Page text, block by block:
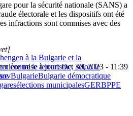
pour la sécurité nationale (SANS) a
électorale et les dispositifs ont été
infractions sont commises avec des
à la Bulgarie et la
contre le terrorisme, selon le
mise à jour: Oct 30, 2023 - 11:39
BulgarieBulgarie démocratique
élections municipalesGERBPPE